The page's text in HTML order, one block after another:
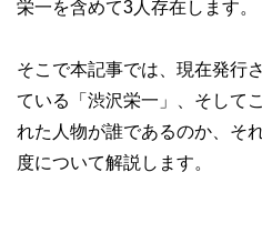
栄一を含めて3人存在します。
そこで本記事では、現在発行
ている「渋沢栄一」、そして
れた人物が誰であるのか、そ
度について解説します。